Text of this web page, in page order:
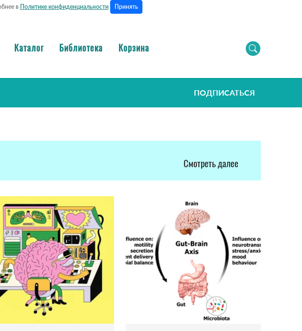
в Политике конфиденциальности Принять
Каталог Библиотека Корзина
ПОДПИСАТЬСЯ
Смотреть далее